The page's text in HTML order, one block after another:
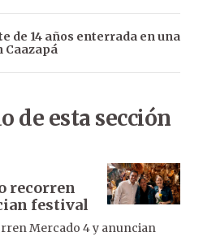
de 14 años enterrada en una
Caazapá
de esta sección
recorren
festival
Mercado 4 y anuncian